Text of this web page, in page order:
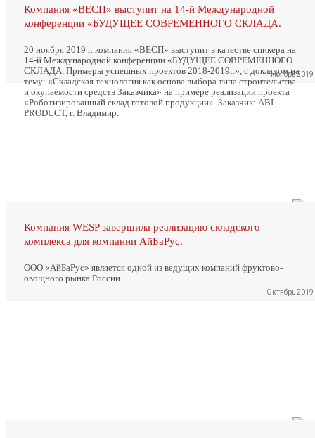
Компания «ВЕСП» выступит на 14-й Международной
конференции «БУДУЩЕЕ СОВРЕМЕННОГО СКЛАДА.
20 ноября 2019 г. компания «ВЕСП» выступит в качестве спикера на
14-й Международной конференции «БУДУЩЕЕ СОВРЕМЕННОГО
СКЛАДА. Примеры успешных проектов 2018-2019г.», с докладом на
тему: «Складская технология как основа выбора типа строительства
и окупаемости средств Заказчика» на примере реализации проекта
«Роботизированный склад готовой продукции». Заказчик: ABI
PRODUCT, г. Владимир.
Ноябрь 2019
Компания WESP завершила реализацию складского
комплекса для компании АйБаРус.
ООО «АйБаРус» является одной из ведущих компаний фруктово-
овощного рынка России.
Октябрь 2019